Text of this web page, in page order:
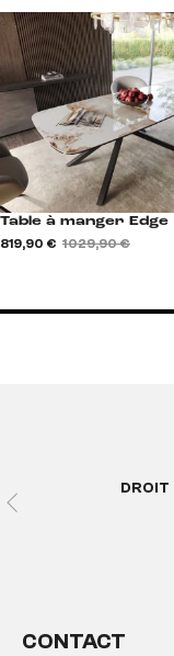
Table à manger Edge
819,90 € 1 029,90 €
DROIT
CONTACT